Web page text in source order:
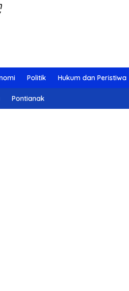
Politik Hukum dan Peristiwa
Pontianak